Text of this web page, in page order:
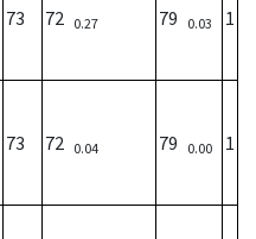
73 72 0.27 79 0.03 1
73 72 0.04 79 0.00 1